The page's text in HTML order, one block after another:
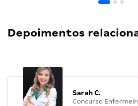
Depoimentos
Sarah C.
Concurso